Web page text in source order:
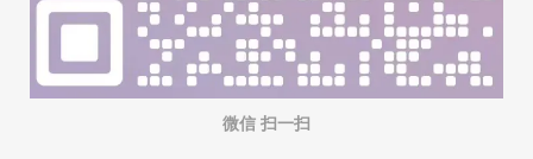
微信 扫一扫